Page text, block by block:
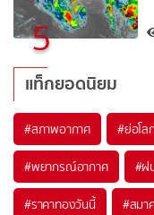
5
แท็กยอดนิยม
#สภาพอากาศ #ย่อโล
#พยากรณ์อากาศ #ฝ
#ราคาทองวันนี้ #สมา